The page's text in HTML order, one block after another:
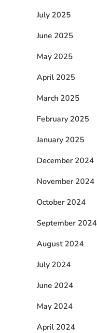
July 2025
June 2025
May 2025
April 2025
March 2025
February 2025
January 2025
December 2024
November 2024
October 2024
September 2024
August 2024
July 2024
June 2024
May 2024
April 2024